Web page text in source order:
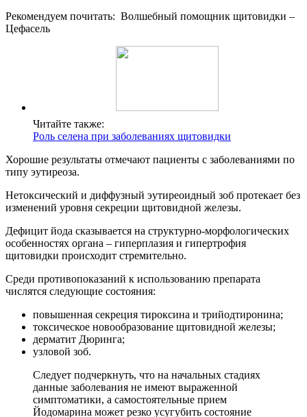
Рекомендуем почитать: Волшебный помощник щитовидки –
Цефасель
Читайте также:
Роль селена при заболеваниях щитовидки
Хорошие результаты отмечают пациенты с заболеваниями по
типу эутиреоза.
Нетоксический и диффузный эутиреоидный зоб протекает без
изменений уровня секреции щитовидной железы.
Дефицит йода сказывается на структурно-морфологических
особенностях органа – гиперплазия и гипертрофия
щитовидки происходит стремительно.
Среди противопоказаний к использованию препарата
числятся следующие состояния:
повышенная секреция тироксина и трийодтиронина;
токсическое новообразование щитовидной железы;
дерматит Дюринга;
узловой зоб.
Следует подчеркнуть, что на начальных стадиях
данные заболевания не имеют выраженной
симптоматики, а самостоятельные прием
Йодомарина может резко усугубить состояние